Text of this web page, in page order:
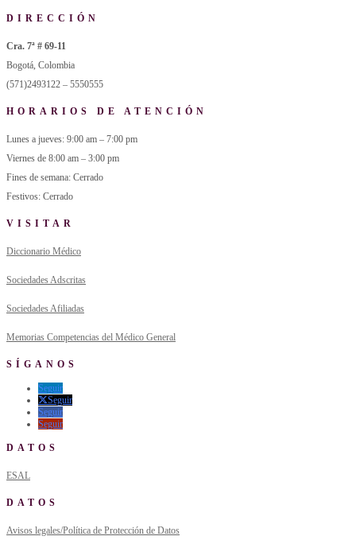
DIRECCIÓN
Cra. 7ª # 69-11
Bogotá, Colombia
(571)2493122 – 5550555
HORARIOS DE ATENCIÓN
Lunes a jueves: 9:00 am – 7:00 pm
Viernes de 8:00 am – 3:00 pm
Fines de semana: Cerrado
Festivos: Cerrado
VISITAR
Diccionario Médico
Sociedades Adscritas
Sociedades Afiliadas
Memorias Competencias del Médico General
SÍGANOS
Seguir
Seguir
Seguir
Seguir
DATOS
ESAL
DATOS
Avisos legales/Política de Protección de Datos